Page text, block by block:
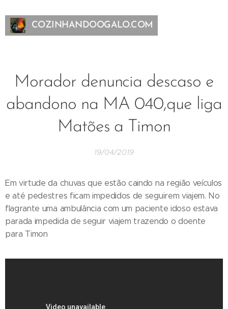
COZINHANDOOGALO.COM
Morador denuncia descaso e
abandono na MA 040,que liga
Matões a Timon
19/04/2019
Em virtude da chuvas que estão caindo na região veículos
e até pedestres ficam impedidos de seguirem viajem. No
flagrante uma ambulância com um paciente idoso estava
parada impedida de seguir viajem trazendo o doente
para Timon